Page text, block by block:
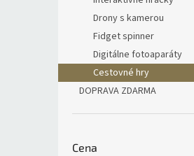
Drony s kamerou
Fidget spinner
Digitálne fotoaparáty
Cestovné hry
DOPRAVA ZDARMA
Cena